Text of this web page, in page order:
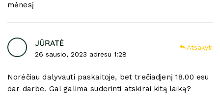
mėnesį
JŪRATĖ
26 sausio, 2023 adresu 1:28
Atsakyti
Norėčiau dalyvauti paskaitoje, bet trečiadjenį 18.00 esu
dar darbe. Gal galima suderinti atskirai kitą laiką?